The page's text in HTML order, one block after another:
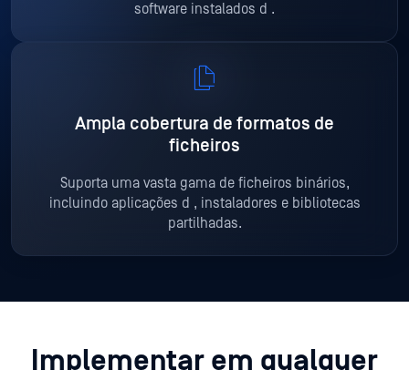
software instalados d .
Ampla cobertura de formatos de
ficheiros
Suporta uma vasta gama de ficheiros binários,
incluindo aplicações d , instaladores e bibliotecas
partilhadas.
Implementar em qualquer